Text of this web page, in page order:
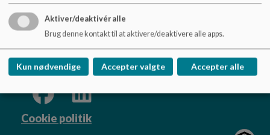
troeroedskolen@rudersdal.dk
+45 46114600
EAN NR.
*
Sitemap
Cookie politik
Aktiver/deaktivér alle
Brug denne kontakt til at aktivere/deaktivere alle apps.
Kun nødvendige Accepter valgte Accepter alle